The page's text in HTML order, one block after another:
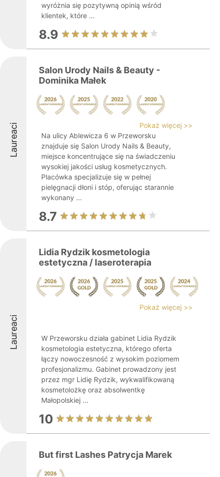
wyróżnia się pozytywną opinią wśród
klientek, które ...
8.9
Laureaci
Salon Urody Nails & Beauty -
Dominika Małek
Pokaż więcej >>
Na ulicy Ablewicza 6 w Przeworsku
znajduje się Salon Urody Nails & Beauty,
miejsce koncentrujące się na świadczeniu
wysokiej jakości usług kosmetycznych.
Placówka specjalizuje się w pełnej
pielęgnacji dłoni i stóp, oferując starannie
wykonany ...
8.7
Laureaci
Lidia Rydzik kosmetologia
estetyczna / laseroterapia
Pokaż więcej >>
W Przeworsku działa gabinet Lidia Rydzik
kosmetologia estetyczna, którego oferta
łączy nowoczesność z wysokim poziomem
profesjonalizmu. Gabinet prowadzony jest
przez mgr Lidię Rydzik, wykwalifikowaną
kosmetolożkę oraz absolwentkę
Małopolskiej ...
10
But first Lashes Patrycja Marek